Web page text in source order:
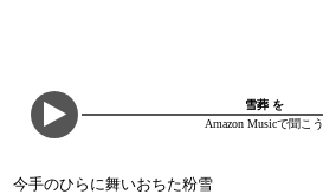
雪葬 を
Amazon Musicで聞こう
今手のひらに舞いおちた粉雪